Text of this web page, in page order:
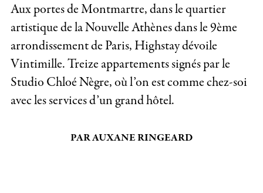
Aux portes de Montmartre, dans le quartier
artistique de la Nouvelle Athènes dans le 9ème
arrondissement de Paris, Highstay dévoile
Vintimille. Treize appartements signés par le
Studio Chloé Nègre, où l’on est comme chez-soi
avec les services d’un grand hôtel.
PAR AUXANE RINGEARD